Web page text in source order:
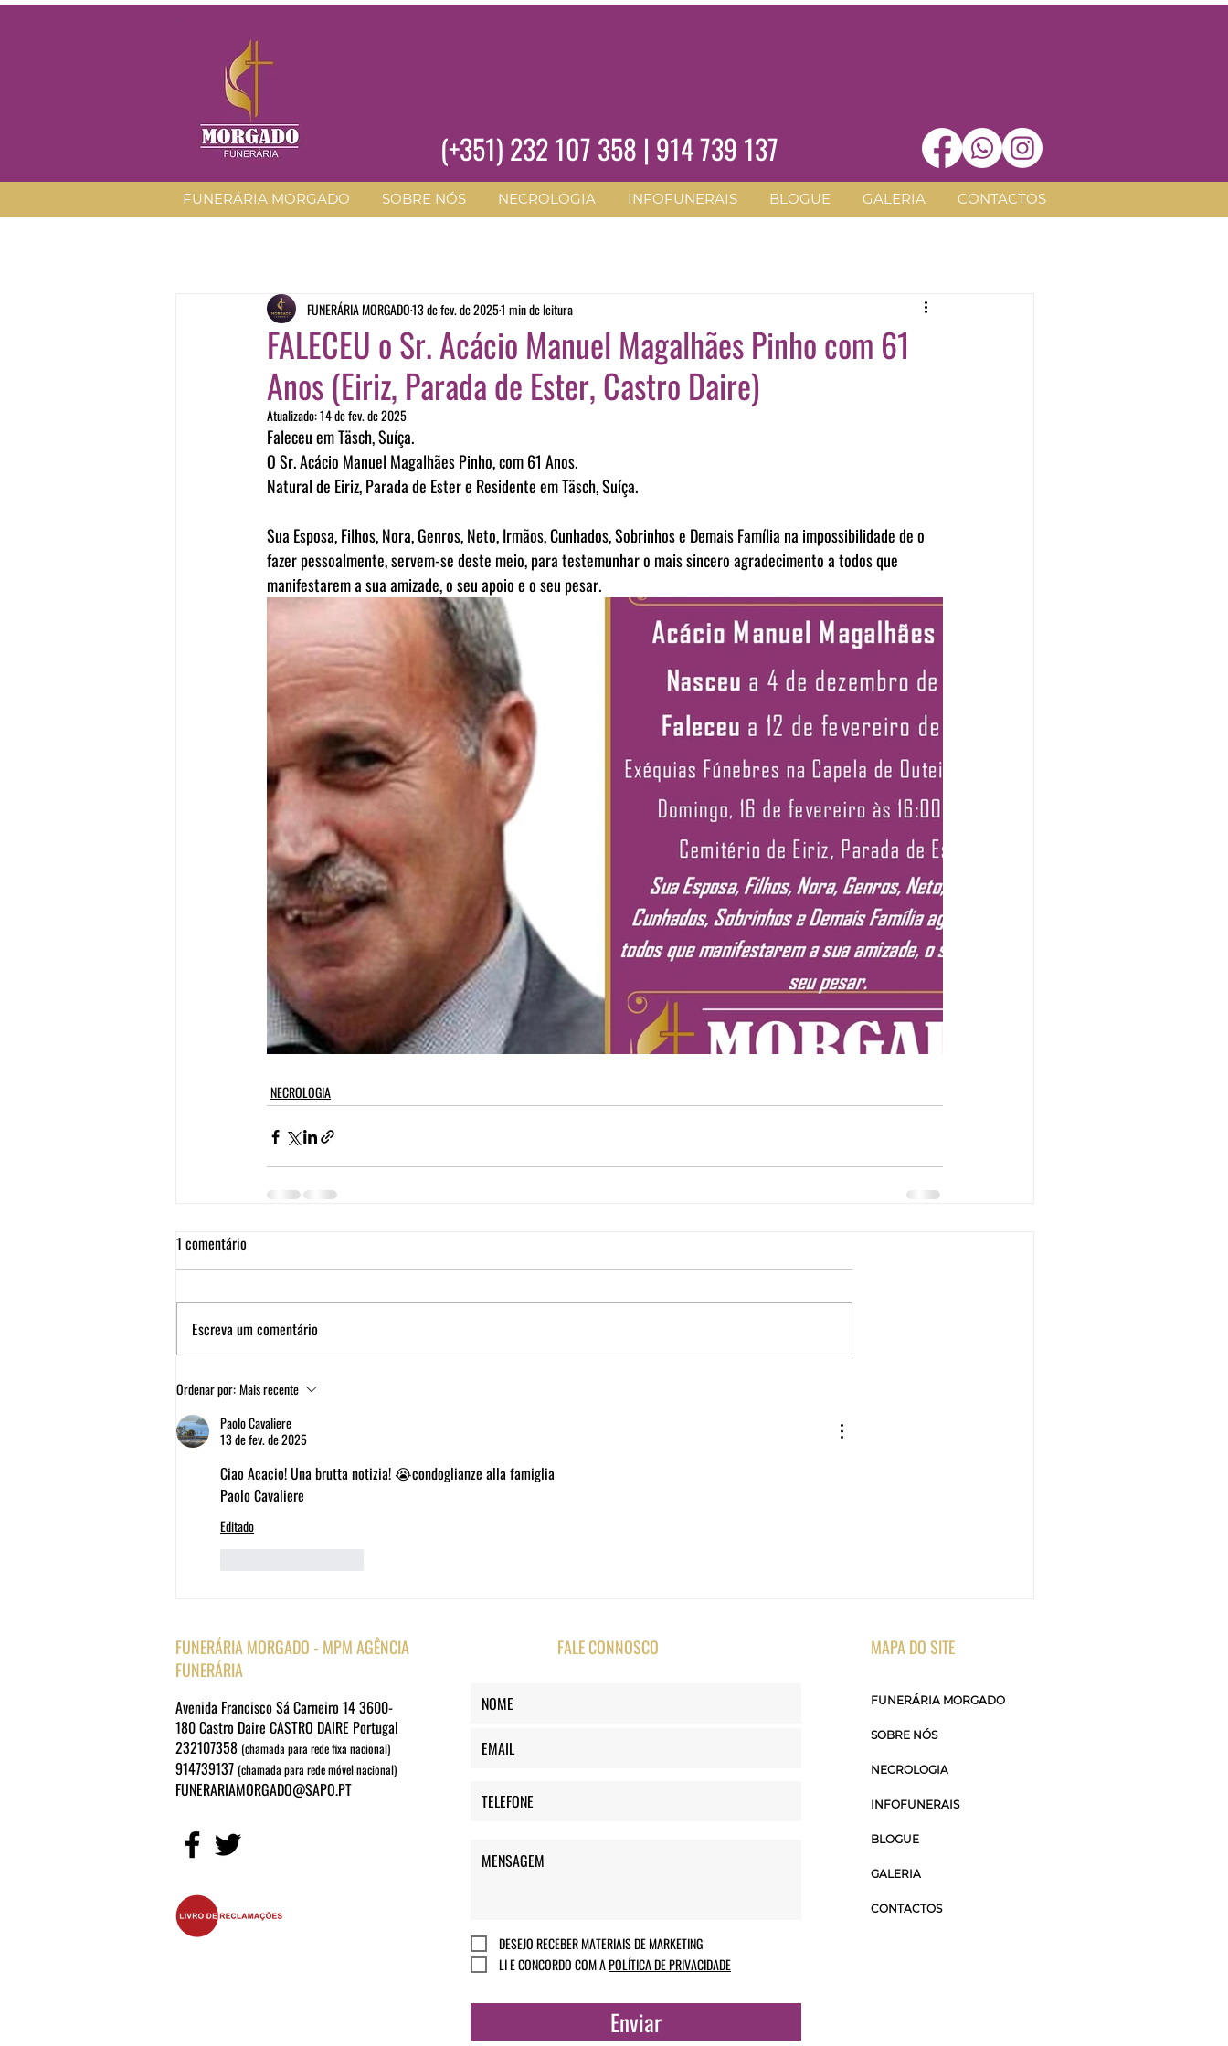
(+351) 232 107 358 | 914 739 137
FUNERÁRIA MORGADO SOBRE NÓS NECROLOGIA INFOFUNERAIS BLOGUE GALERIA CONTACTOS
FALECEU o Sr. Acácio Manuel Magalhães Pinho com 61
Anos (Eiriz, Parada de Ester, Castro Daire)
FUNERÁRIA MORGADO13 de fev. de 20251 min de leitura
Atualizado:14 de fev. de 2025
Faleceu em Täsch, Suíça.
O Sr. Acácio Manuel Magalhães Pinho, com 61 Anos.
Natural de Eiriz, Parada de Ester e Residente em Täsch, Suíça.
Sua Esposa, Filhos, Nora, Genros, Neto, Irmãos, Cunhados, Sobrinhos e Demais Família na impossibilidade de o
fazer pessoalmente, servem-se deste meio, para testemunhar o mais sincero agradecimento a todos que
manifestarem a sua amizade, o seu apoio e o seu pesar.
NECROLOGIA
1 comentário
Escreva um comentário
Ordenar por:Mais recente
Paolo Cavaliere
13 de fev. de 2025
Ciao Acacio! Una brutta notizia! 😭condoglianze alla famiglia
Paolo Cavaliere
Editado
FUNERÁRIA MORGADO - MPM AGÊNCIA
FUNERÁRIA
Avenida Francisco Sá Carneiro 14 3600-
180 Castro Daire CASTRO DAIRE Portugal
232107358 (chamada para rede fixa nacional)
914739137 (chamada para rede móvel nacional)
FUNERARIAMORGADO@SAPO.PT
FALE CONNOSCO
DESEJO RECEBER MATERIAIS DE MARKETING
LI E CONCORDO COM APOLÍTICA DE PRIVACIDADE
Enviar
MAPA DO SITE
FUNERÁRIA MORGADO
SOBRE NÓS
NECROLOGIA
INFOFUNERAIS
BLOGUE
GALERIA
CONTACTOS